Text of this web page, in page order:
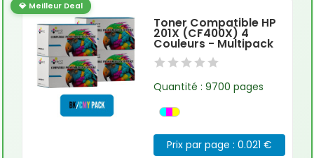
💎 Meilleur Deal
Toner Compatible HP
201X (CF400X) 4
Couleurs - Multipack
Quantité : 9700 pages
Prix par page : 0.021 €